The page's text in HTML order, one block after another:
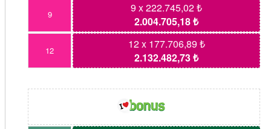
9
9 x 222.745,02 ₺
2.004.705,18 ₺
12
12 x 177.706,89 ₺
2.132.482,73 ₺